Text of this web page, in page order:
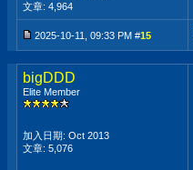
文章: 4,964
2025-10-11, 09:33 PM #15
bigDDD
Elite Member
加入日期: Oct 2013
文章: 5,076